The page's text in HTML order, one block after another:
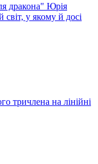
дракона" Юрія
у якому й досі
тричлена на лінійні